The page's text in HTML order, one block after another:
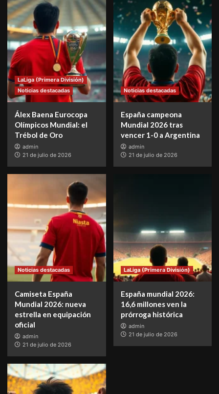
LaLiga (Primera División)
Noticias destacadas
Álex Baena Eurocopa
Olímpicos Mundial: el
Trébol de Oro
admin
21 de julio de 2026
Noticias destacadas
España campeona
Mundial 2026 tras
vencer 1-0 a Argentina
admin
21 de julio de 2026
Noticias destacadas
Camiseta España
Mundial 2026: nueva
estrella en equipación
oficial
admin
21 de julio de 2026
LaLiga (Primera División)
España mundial 2026:
16,6 millones ven la
prórroga histórica
admin
21 de julio de 2026